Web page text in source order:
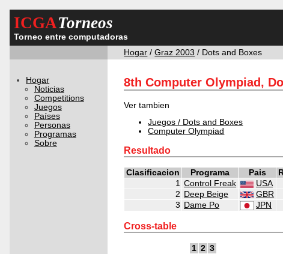
ICGATorneos
Torneo entre computadoras
Hogar /Graz 2003 / Dots and Boxes
Hogar
Noticias
Competitions
Juegos
Países
Personas
Programas
Sobre
8th Computer Olympiad,
Ver tambien
Juegos / Dots and Boxes
Computer Olympiad
Resultado
Clasificacion Programa Pais
1 Control Freak USA
2 Deep Beige GBR
3 Dame Po JPN
Cross-table
1 2 3